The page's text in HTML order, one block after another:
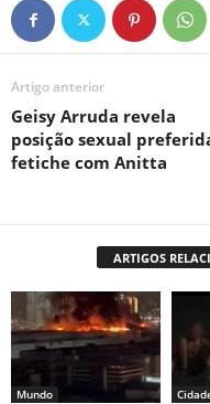
Artigo anterior
Geisy Arruda revela
posição sexual
fetiche com Anitta
ARTIGOS
Mundo